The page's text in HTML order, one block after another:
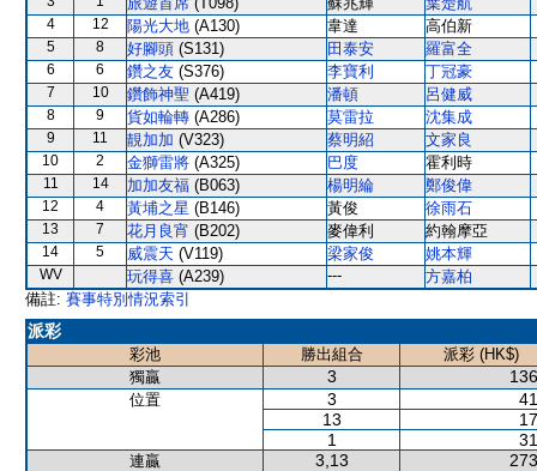
4 12 陽光大地 (A130) 韋達 高伯新
5 8 好腳頭 (S131) 田泰安 羅富全
6 6 鑽之友 (S376) 李寶利 丁冠豪
7 10 鑽飾神聖 (A419) 潘頓 呂健威
8 9 貨如輪轉 (A286) 莫雷拉 沈集成
9 11 靚加加 (V323) 蔡明紹 文家良
10 2 金獅雷將 (A325) 巴度 霍利時
11 14 加加友福 (B063) 楊明綸 鄭俊偉
12 4 黃埔之星 (B146) 黃俊 徐雨石
13 7 花月良宵 (B202) 麥偉利 約翰摩亞
14 5 威震天 (V119) 梁家俊 姚本輝
WV 玩得喜 (A239) ---
方嘉柏
備註: 賽事特別情況索引
派彩
彩池 勝出組合
派彩 (HK$)
獨贏
3
位置 3
13
1
連贏 3,13